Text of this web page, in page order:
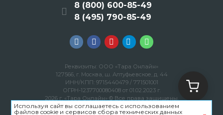
8 (800) 600-85-49
8 (495) 790-85-49
Реквизиты: ООО «Тара Онлайн»
127566, г. Москва, ш. Алтуфьевское, д. 44
ИНН/КПП: 9715440479 / 771501001
ОГРН-1237700080408 от 01.02.2023 г.
2026 г. «Тара Онлайн» © Все права защищены.
Политика конфиденциальности
Используя сайт вы соглашаетесь с использованием
файлов cookie и сервисов сбора технических данных